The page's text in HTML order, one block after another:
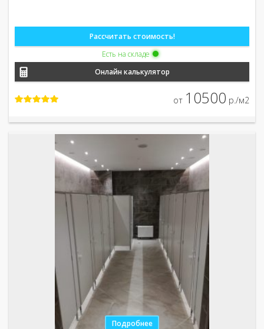
Рассчитать стоимость!
Есть на складе
Онлайн калькулятор
от 10500 р./м2
Подробнее